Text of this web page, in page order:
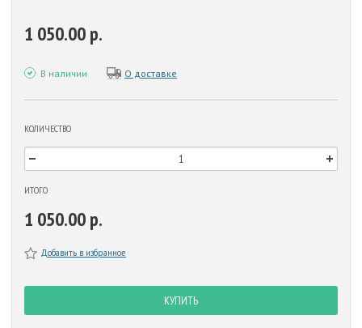
1 050.00 р.
В наличии О доставке
КОЛИЧЕСТВО
ИТОГО
1 050.00 р.
Добавить в избранное
КУПИТЬ